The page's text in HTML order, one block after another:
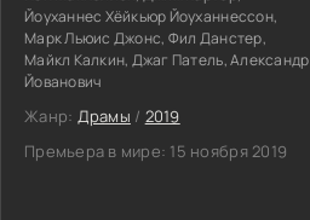
Йоуханнес Хёйкьюр Йоуханнессон,
Марк Льюис Джонс, Фил Данстер,
Майкл Калкин, Джаг Патель, Александр
Йованович
Жанр: Драмы / 2019
Премьера в мире: 15 ноября 2019